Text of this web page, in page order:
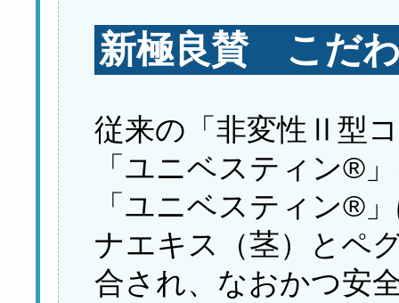
新極良賛 こだ
従来の「非変性Ⅱ型
「ユニベスティン®
「ユニベスティン®
ナエキス（茎）とペ
合され、なおかつ安